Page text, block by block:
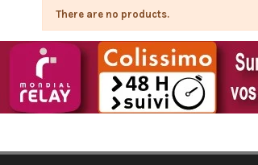
There are no products.